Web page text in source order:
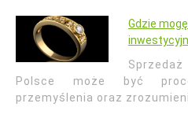
Gdzie
Polsce może być
przemyślenia oraz